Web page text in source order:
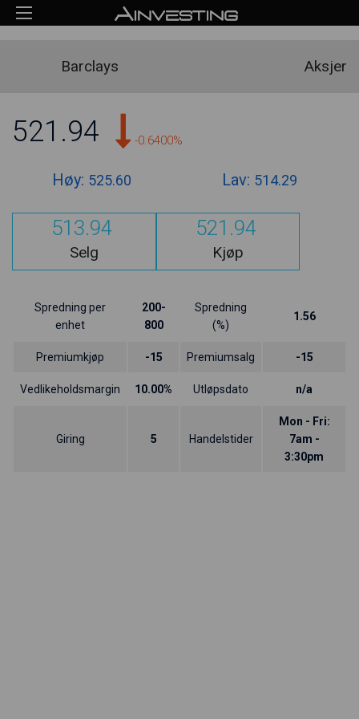
Barclays Aksjer
521.94 -0.6400%
Høy: 525.60 Lav: 514.29
513.94
Selg
521.94
Kjøp
Spredning per
enhet
200-
800
Spredning
(%)
1.56
Premiumkjøp -15 Premiumsalg -15
Vedlikeholdsmargin 10.00% Utløpsdato n/a
Giring 5 Handelstider
Mon - Fri:
7am -
3:30pm